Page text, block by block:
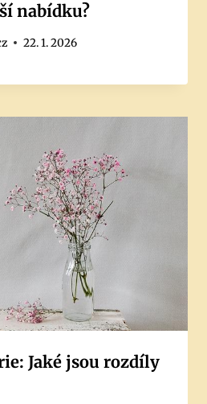
nabídku?
22. 1. 2026
Jaké jsou rozdíly